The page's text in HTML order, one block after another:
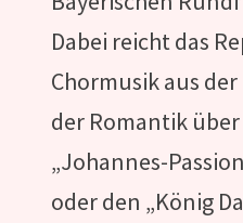
Dabei reicht das
Chormusik aus
der Romantik
„Johannes-
oder den „König